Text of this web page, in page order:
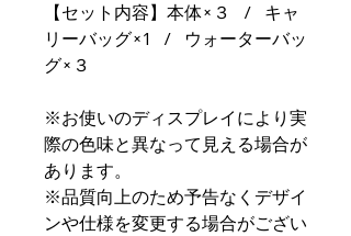
【セット内容】本体×３ / キャ
リーバッグ×1 / ウォーターバッ
グ×３
※お使いのディスプレイにより実
際の色味と異なって見える場合が
あります。
※品質向上のため予告なくデザイ
ンや仕様を変更する場合がござい